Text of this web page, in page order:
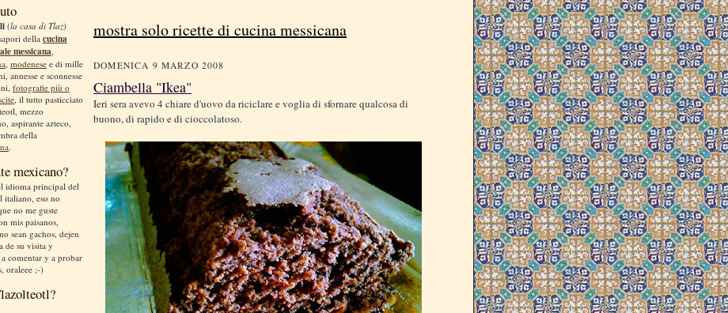
(la casa di Tlaz)
della cucina
messicana
modenese e di mille
annesse e sconnesse
fotografie più o
, il tutto pasticciato
mezzo
aspirante azteco,
della
.
mexicano?
idioma principal del
italiano, eso no
no me guste
mis paisanos,
sean gachos, dejen
de su visita y
a comentar y a probar
oraleee ;-)
mostra solo ricette di cucina messicana
DOMENICA 9 MARZO 2008
Ciambella "Ikea"
Ieri sera avevo 4 chiare d'uovo da riciclare e voglia di sfornare qualcosa di
buono, di rapido e di cioccolatoso.